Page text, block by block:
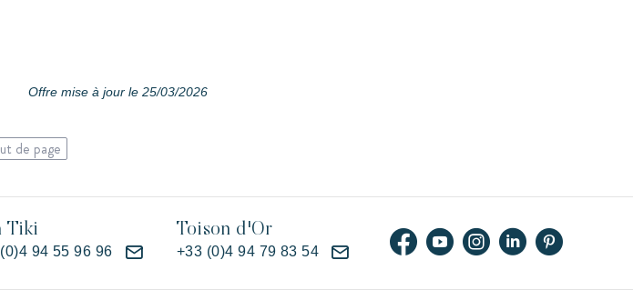
Offre mise à jour le 25/03/2026
de page
Tiki
94 55 96 96
Toison d'Or
+33 (0)4 94 79 83 54